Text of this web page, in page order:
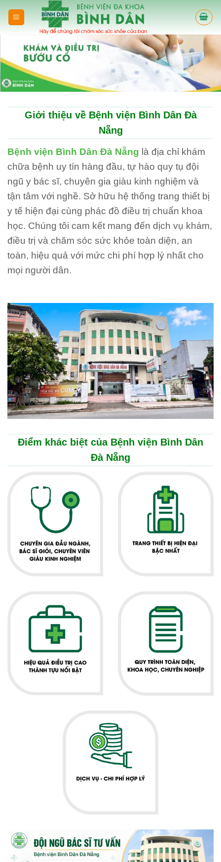
Giới thiệu về Bệnh viện Bình Dân Đà
Nẵng
Bệnh viện Bình Dân Đà Nẵng là địa chỉ khám
chữa bệnh uy tín hàng đầu, tự hào quy tụ đội
ngũ y bác sĩ, chuyên gia giàu kinh nghiệm và
tận tâm với nghề. Sở hữu hệ thống trang thiết bị
y tế hiện đại cùng phác đồ điều trị chuẩn khoa
học. Chúng tôi cam kết mang đến dịch vụ khám,
điều trị và chăm sóc sức khỏe toàn diện, an
toàn, hiệu quả với mức chi phí hợp lý nhất cho
mọi người dân.
Điểm khác biệt của Bệnh viện Bình Dân
Đà Nẵng